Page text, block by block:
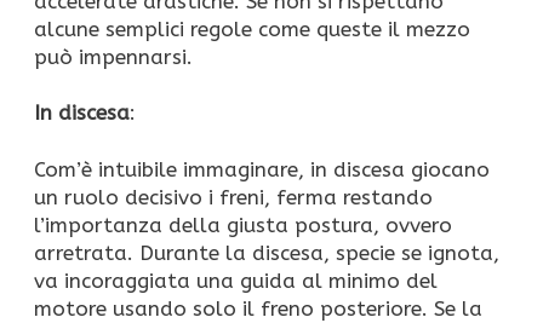
alcune semplici regole come queste il mezzo
può impennarsi.
In discesa:
Com’è intuibile immaginare, in discesa giocano
un ruolo decisivo i freni, ferma restando
l’importanza della giusta postura, ovvero
arretrata. Durante la discesa, specie se ignota,
va incoraggiata una guida al minimo del
motore usando solo il freno posteriore. Se la